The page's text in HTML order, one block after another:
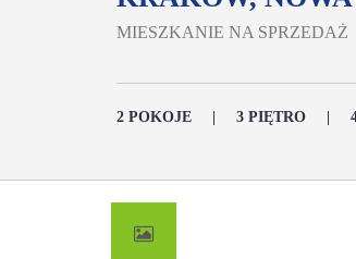
MIESZKANIE NA SPRZEDAŻ
2 POKOJE 3 PIĘTRO